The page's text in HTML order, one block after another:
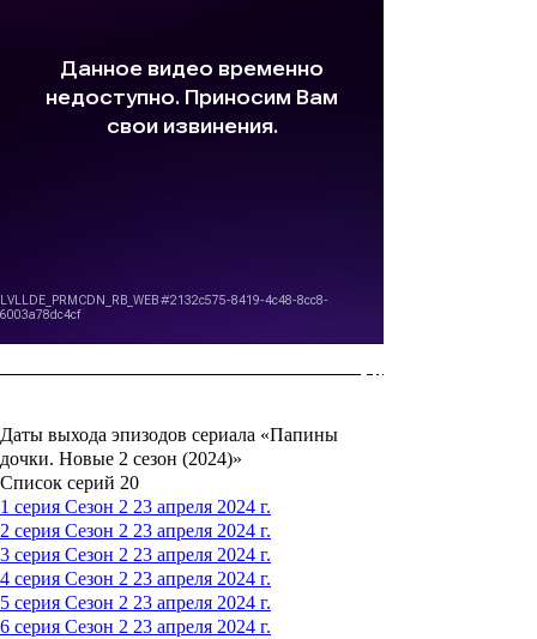
Даты выхода эпизодов сериала «Папины
дочки. Новые 2 сезон (2024)»
Список серий 20
1 серия Сезон 2 23 апреля 2024 г.
2 серия Сезон 2 23 апреля 2024 г.
3 серия Сезон 2 23 апреля 2024 г.
4 серия Сезон 2 23 апреля 2024 г.
5 серия Сезон 2 23 апреля 2024 г.
6 серия Сезон 2 23 апреля 2024 г.